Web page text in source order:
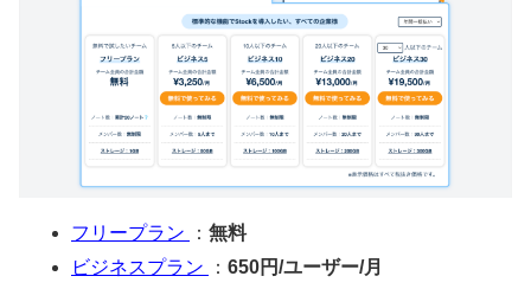
フリープラン ： 無料
ビジネスプラン
： 650円/ユーザー/月